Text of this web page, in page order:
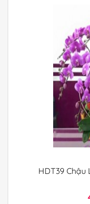
HDT39 Chậu